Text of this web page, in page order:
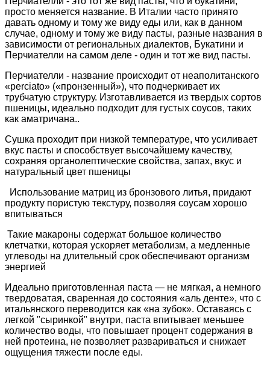
просто меняется название. В Италии часто принято
давать одному и тому же виду еды или, как в данном
случае, одному и тому же виду пасты, разные названия в
зависимости от региональных диалектов, Букатини и
Перчиателли на самом деле - один и тот же вид пасты.
Перчиателли - название происходит от неаполитанского
«perciato» («пронзенный»), что подчеркивает их
трубчатую структуру. Изготавливается из твердых сортов
пшеницы, идеально подходит для густых соусов, таких
как аматричана..
Сушка проходит при низкой температуре, что усиливает
вкус пасты и способствует высочайшему качеству,
сохраняя органолептические свойства, запах, вкус и
натуральный цвет пшеницы
Использование матриц из бронзового литья, придают
продукту пористую текстуру, позволяя соусам хорошо
впитываться
Такие макароны содержат большое количество
клетчатки, которая ускоряет метаболизм, а медленные
углеводы на длительный срок обеспечивают организм
энергией
Идеально приготовленная паста — не мягкая, а немного
твердоватая, сваренная до состояния «аль денте», что с
итальянского переводится как «на зубок». Оставаясь с
легкой "сыринкой" внутри, паста впитывает меньшее
количество воды, что повышает процент содержания в
ней протеина, не позволяет развариваться и снижает
ощущения тяжести после еды.